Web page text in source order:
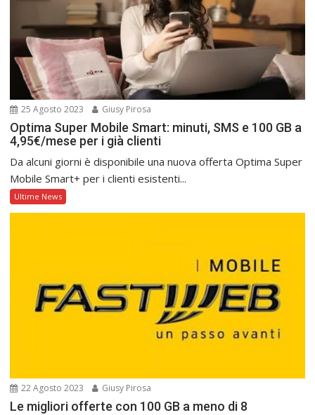
25 Agosto 2023 Giusy Pirosa
Optima Super Mobile Smart: minuti, SMS e 100 GB a
4,95€/mese per i già clienti
Da alcuni giorni è disponibile una nuova offerta Optima Super
Mobile Smart+ per i clienti esistenti...
Ultime News
22 Agosto 2023 Giusy Pirosa
Le migliori offerte con 100 GB a meno di 8